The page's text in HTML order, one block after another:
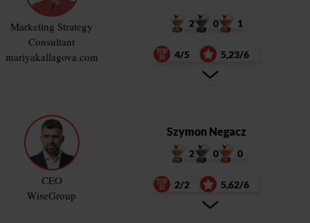
Marketing Strategy
Consultant
mariyakallagova.com
2 0 1
4/5 5,23/6
CEO
WiseGroup
Szymon Negacz
2 0 0
2/2 5,62/6